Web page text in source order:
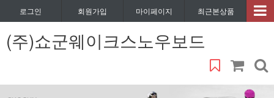
로그인 회원가입 마이페이지 최근본상품
(주)쇼군웨이크스노우보드